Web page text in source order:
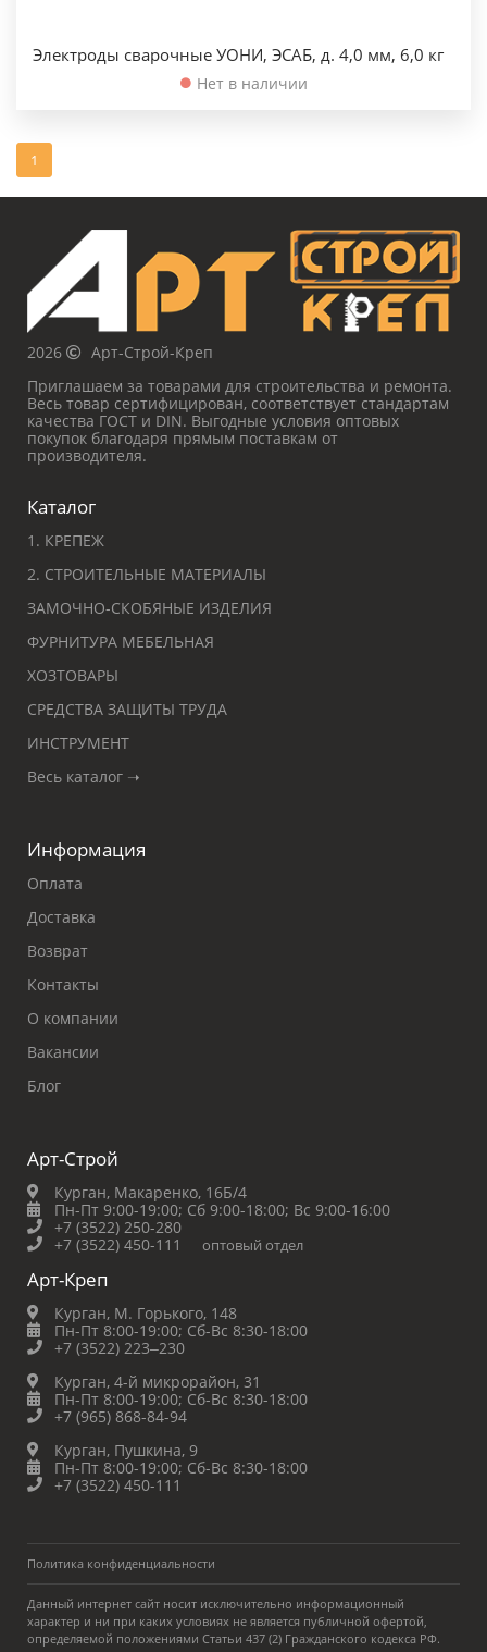
Электроды сварочные УОНИ, ЭСАБ, д. 4,0 мм, 6,0 кг
Нет в наличии
1
2026
Арт-Строй-Креп
Приглашаем за товарами для строительства и ремонта.
Весь товар сертифицирован, соответствует стандартам
качества ГОСТ и DIN. Выгодные условия оптовых
покупок благодаря прямым поставкам от
производителя.
Каталог
1. КРЕПЕЖ
2. СТРОИТЕЛЬНЫЕ МАТЕРИАЛЫ
ЗАМОЧНО-СКОБЯНЫЕ ИЗДЕЛИЯ
ФУРНИТУРА МЕБЕЛЬНАЯ
ХОЗТОВАРЫ
СРЕДСТВА ЗАЩИТЫ ТРУДА
ИНСТРУМЕНТ
Весь каталог ➝
Информация
Оплата
Доставка
Возврат
Контакты
О компании
Вакансии
Блог
Арт-Строй
Курган, Макаренко, 16Б/4
Пн-Пт 9:00-19:00; Сб 9:00-18:00; Вс 9:00-16:00
+7 (3522) 250-280
+7 (3522) 450-111
оптовый отдел
Арт-Креп
Курган, М. Горького, 148
Пн-Пт 8:00-19:00; Сб-Вс 8:30-18:00
+7 (3522) 223‒230
Курган, 4-й микрорайон, 31
Пн-Пт 8:00-19:00; Сб-Вс 8:30-18:00
+7 (965) 868-84-94
Курган, Пушкина, 9
Пн-Пт 8:00-19:00; Сб-Вс 8:30-18:00
+7 (3522) 450-111
Политика конфиденциальности
Данный интернет сайт носит исключительно информационный
характер и ни при каких условиях не является публичной офертой,
определяемой положениями Статьи 437 (2) Гражданского кодекса РФ.